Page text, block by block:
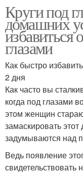
Круги под
домашних
избавиться
глазами
Как быстро
2 дня
Как часто вы
когда под глазами
этом женщин
замаскировать
задумываются над
Ведь появление
свидетельствовать